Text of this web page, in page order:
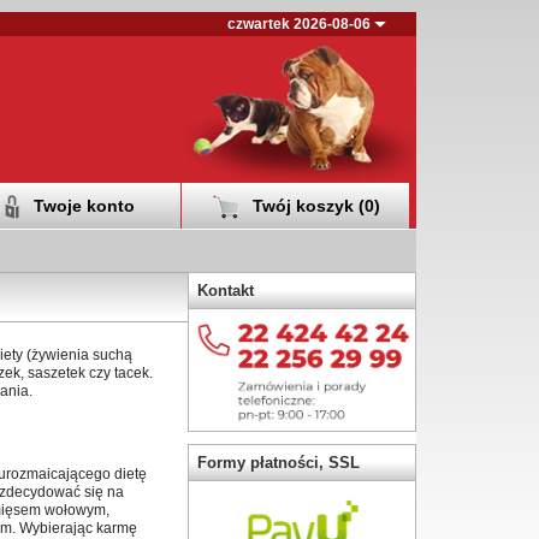
czwartek 2026-08-06
Twoje konto Twój koszyk (0)
(żywienia suchą
saszetek czy tacek.
dietę
się na
wołowym,
Wybierając karmę
Kontakt
Formy płatności, SSL